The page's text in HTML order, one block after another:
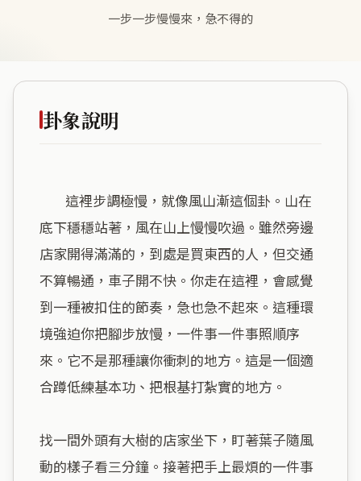
一步一步慢慢來，急不得的
卦象說明
底下穩穩站著，風在山上慢慢吹過。雖然旁邊
店家開得滿滿的，到處是買東西的人，但交通
不算暢通，車子開不快。你走在這裡，會感覺
到一種被扣住的節奏，急也急不起來。這種環
境強迫你把腳步放慢，一件事一件事照順序
來。它不是那種讓你衝刺的地方。這是一個適
合蹲低練基本功、把根基打紮實的地方。
找一間外頭有大樹的店家坐下，盯著葉子隨風
動的樣子看三分鐘。接著把手上最煩的一件事